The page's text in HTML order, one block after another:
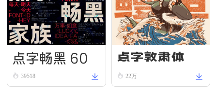
点字畅黑 60
39518
点字敦肃体
22万